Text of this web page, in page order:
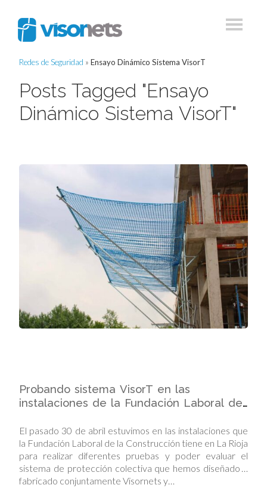
Redes de Seguridad » Ensayo Dinámico Sistema VisorT
Posts Tagged "Ensayo
Dinámico Sistema VisorT"
Probando sistema VisorT en las
instalaciones de la Fundación Laboral de
El pasado 30 de abril estuvimos en las instalaciones que
la Fundación Laboral de la Construcción tiene en La Rioja
para realizar diferentes pruebas y poder evaluar el
sistema de protección colectiva que hemos diseñado y
fabricado conjuntamente Visornets y…